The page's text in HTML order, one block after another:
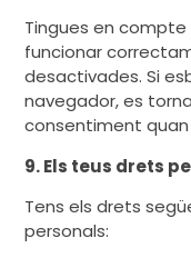
Tingues en
funcionar
desactivades. Si
navegador, es
consentiment
9. Els teus drets
Tens els drets
personals: